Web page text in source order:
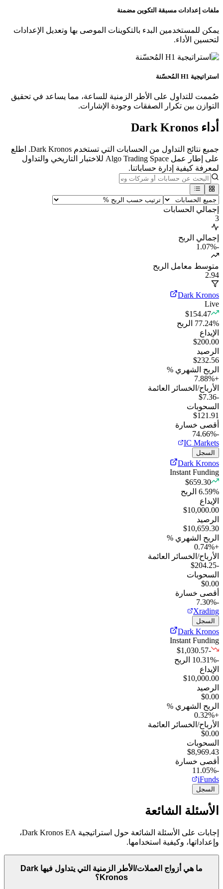
ملفات إعدادات مسبقة التكوين مضمنة
يمكن للمستخدمين البدء بالتكوينات الموصى بها وتعديل الإعدادات
لتحسين الأداء.
استراتيجية H1 المُحسّنة
صُممت للتداول على الأطر الزمنية للساعة، مما يساعد في تحقيق
التوازن بين تكرار الصفقات وجودة الإشارات.
أداء Dark Kronos
جميع نتائج التداول من الحسابات التي تستخدم Dark Kronos. اطلع
على إطار عمل Algo Trading Space للاختبار التاريخي والتداول
لمعرفة كيفية إدارة حساباتنا.
إجمالي الحسابات
3
إجمالي الربح
-1.07
%
متوسط معامل الربح
2.94
Dark Kronos
Live
$154.47
77.24%
الربح
الإيداع
$200.00
الرصيد
$232.56
الربح الشهري %
+
7.88%
الأرباح/الخسائر العائمة
-$7.36
السحوبات
$121.91
أقصى خسارة
-74.66%
IC Markets
السجل
Dark Kronos
Instant Funding
$659.30
6.59%
الربح
الإيداع
$10,000.00
الرصيد
$10,659.30
الربح الشهري %
+
0.74%
الأرباح/الخسائر العائمة
-$204.25
السحوبات
$0.00
أقصى خسارة
-7.30%
Xrading
السجل
Dark Kronos
Instant Funding
-$1,030.57
-10.31
%
الربح
الإيداع
$10,000.00
الرصيد
$0.00
الربح الشهري %
+
0.32%
الأرباح/الخسائر العائمة
$0.00
السحوبات
$8,969.43
أقصى خسارة
-11.05%
iFunds
السجل
الأسئلة الشائعة
إجابات على الأسئلة الشائعة حول استراتيجية Dark Kronos EA،
وإعداداتها، وكيفية استخدامها.
ما هي أزواج العملات/الأطر الزمنية التي يتداول فيها Dark
Kronos؟